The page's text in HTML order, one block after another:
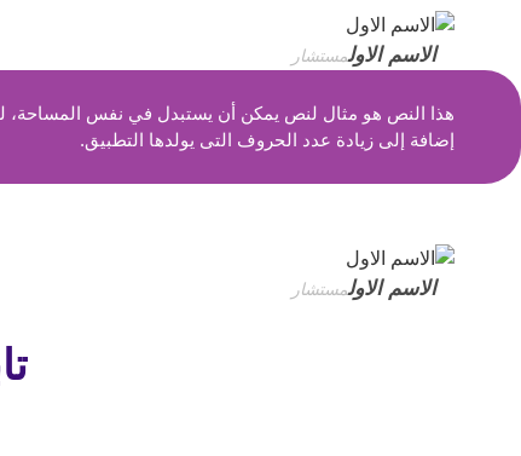
الاسم الاولمستشار
هذا النص هو مثال لنص يمكن أن يستبدل في نفس المساحة،
إضافة إلى زيادة عدد الحروف التى يولدها التطبيق.
الاسم الاولمستشار